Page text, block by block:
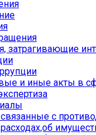
затрагивающие
и иные акты в
с